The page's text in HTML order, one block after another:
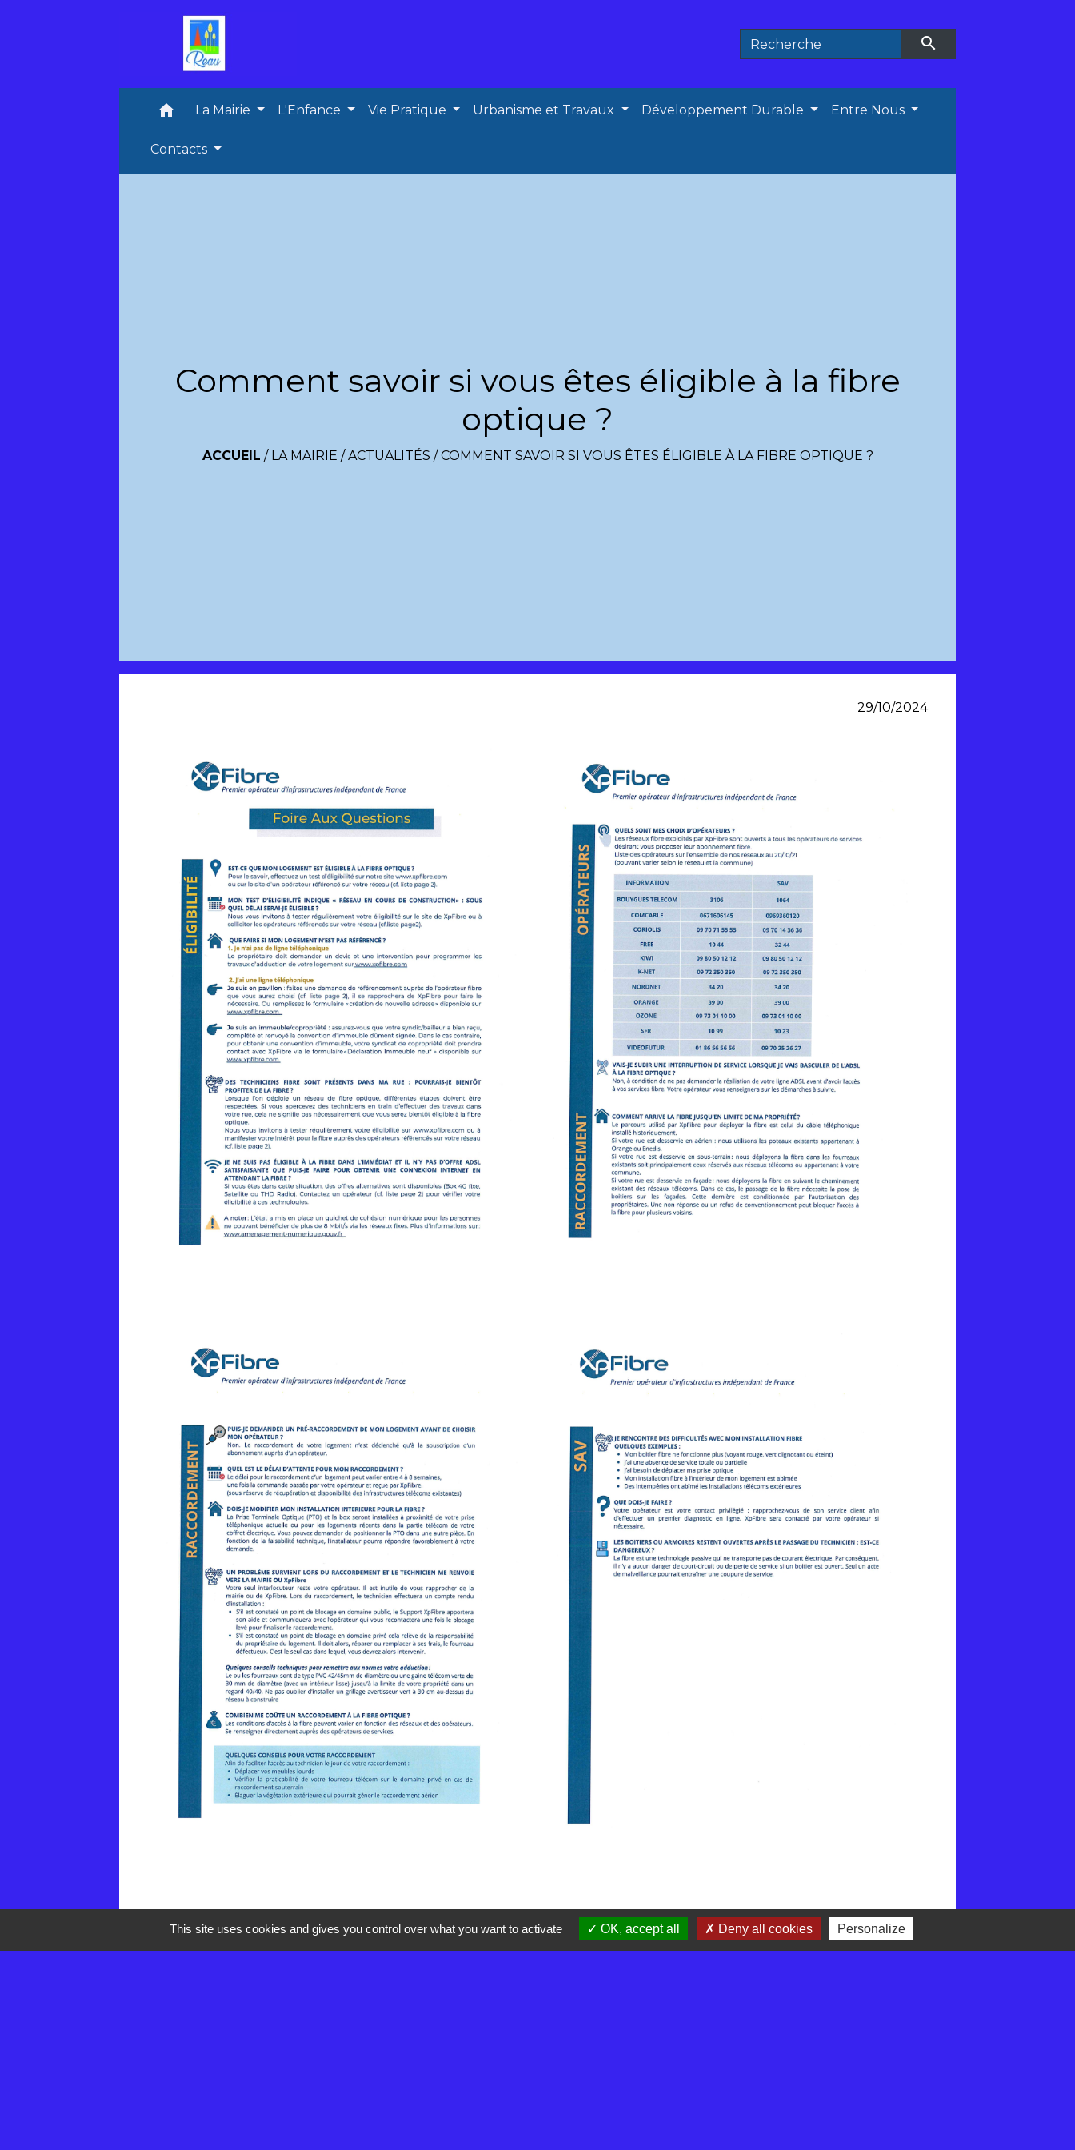
search
home La Mairie L'Enfance Vie Pratique Urbanisme et Travaux Développement Durable Entre Nous
Contacts
Comment savoir si vous êtes éligible à la fibre
optique ?
ACCUEIL / LA MAIRIE /ACTUALITÉS /COMMENT SAVOIR SI VOUS ÊTES ÉLIGIBLE À LA FIBRE OPTIQUE ?
29/10/2024
This site uses cookies and gives you control over what you want to activate OK, accept all Deny all cookies Personalize